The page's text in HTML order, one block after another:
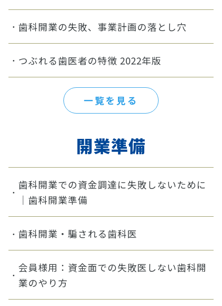
歯科開業の失敗、事業計画の落とし穴
つぶれる歯医者の特徴 2022年版
一覧を見る
開業準備
歯科開業での資金調達に失敗しないために
｜歯科開業準備
歯科開業・騙される歯科医
会員様用：資金面での失敗医しない歯科開
業のやり方